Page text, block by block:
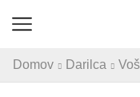
Domov Darilca